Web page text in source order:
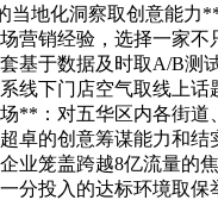
当地化洞察取创意能力
营销经验，选择一家不
基于数据及时取A/B测
线下门店空气取线上话
**：对五华区内各街道
卓的创意筹谋能力和结
业笼盖跨越8亿流量的
分投入的达标环境取保